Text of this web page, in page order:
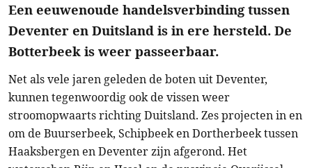
Een eeuwenoude handelsverbinding tussen
Deventer en Duitsland is in ere hersteld. De
Botterbeek is weer passeerbaar.
Net als vele jaren geleden de boten uit Deventer,
kunnen tegenwoordig ook de vissen weer
stroomopwaarts richting Duitsland. Zes projecten in en
om de Buurserbeek, Schipbeek en Dortherbeek tussen
Haaksbergen en Deventer zijn afgerond. Het